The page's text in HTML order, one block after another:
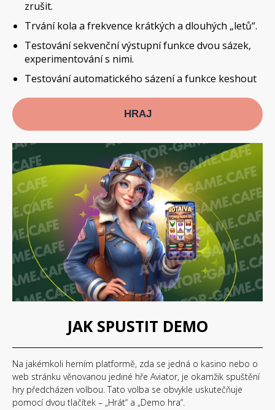
zrušit.
Trvání kola a frekvence krátkých a dlouhých „letů“.
Testování sekvenční výstupní funkce dvou sázek,
experimentování s nimi.
Testování automatického sázení a funkce keshout
HRAJ
JAK SPUSTIT DEMO
Na jakémkoli herním platformě, zda se jedná o kasino nebo o
web stránku věnovanou jediné hře Aviator, je okamžik spuštění
hry předcházen volbou. Tato volba se obvykle uskutečňuje
pomocí dvou tlačítek – „Hrát“ a „Demo hra“.